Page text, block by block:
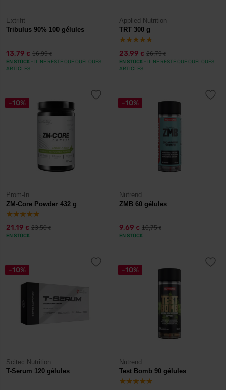
Extrifit
Tribulus 90% 100 gélules
13,79 € 16,99€
EN STOCK - IL NE RESTE QUE QUELQUES
ARTICLES
Applied Nutrition
TRT 300 g
23,99 € 26,79€
EN STOCK - IL NE RESTE QUE QUELQUES
ARTICLES
-10%
Prom-In
ZM-Core Powder 432 g
21,19 € 23,50€
EN STOCK
-10%
Nutrend
ZMB 60 gélules
9,69 € 10,75€
EN STOCK
-10%
Scitec Nutrition
T-Serum 120 gélules
-10%
Nutrend
Test Bomb 90 gélules